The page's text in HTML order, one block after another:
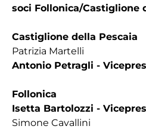
soci Follonica/Castiglione
Castiglione della Pescaia
Patrizia Martelli
Antonio Petragli -
Follonica
Isetta Bartolozzi -
Simone Cavallini